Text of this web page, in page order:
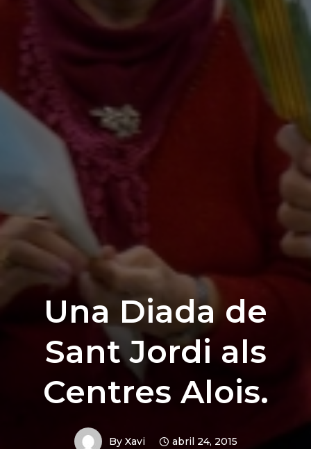
Una Diada de
Sant Jordi als
Centres Alois.
By Xavi abril 24, 2015